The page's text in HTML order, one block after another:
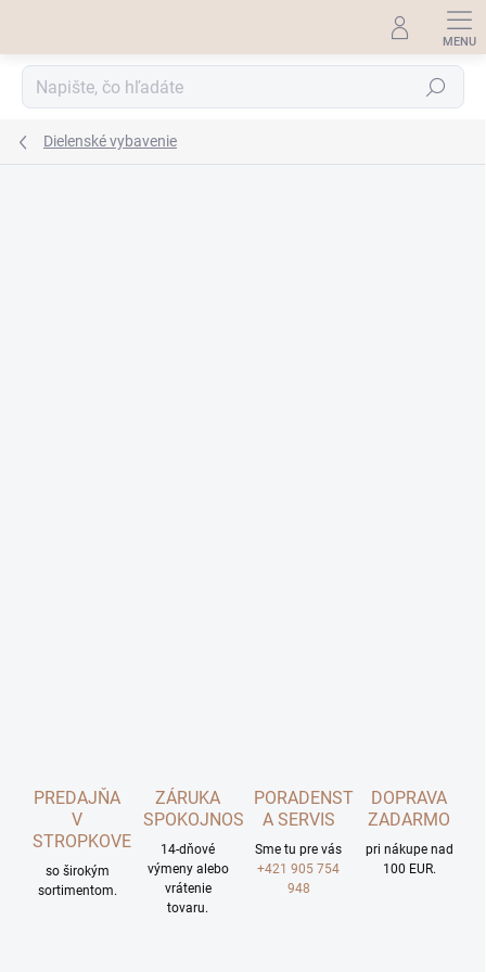
Hľadať
Dielenské vybavenie
PREDAJŇA
V
STROPKOVE
so širokým
sortimentom.
ZÁRUKA
SPOKOJNOSTI
14-dňové
výmeny alebo
vrátenie
tovaru.
PORADENSTVO
A SERVIS
Sme tu pre vás
+421 905 754
948
DOPRAVA
ZADARMO
pri nákupe nad
100 EUR.